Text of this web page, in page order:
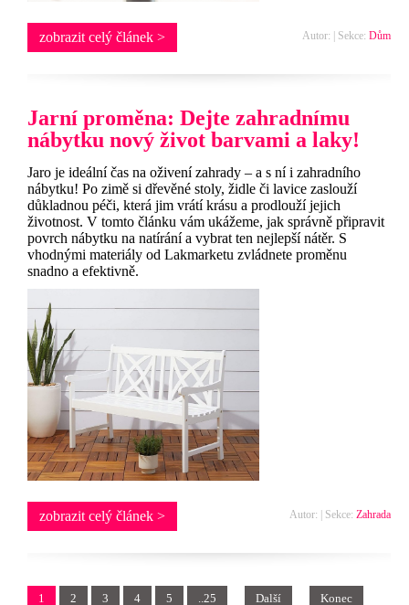
zobrazit celý článek > Autor: | Sekce: Dům
Jarní proměna: Dejte zahradnímu
nábytku nový život barvami a laky!
Jaro je ideální čas na oživení zahrady – a s ní i zahradního
nábytku! Po zimě si dřevěné stoly, židle či lavice zaslouží
důkladnou péči, která jim vrátí krásu a prodlouží jejich
životnost. V tomto článku vám ukážeme, jak správně připravit
povrch nábytku na natírání a vybrat ten nejlepší nátěr. S
vhodnými materiály od Lakmarketu zvládnete proměnu
snadno a efektivně.
zobrazit celý článek > Autor: | Sekce: Zahrada
1 2 3 4 5 ..25 Další Konec